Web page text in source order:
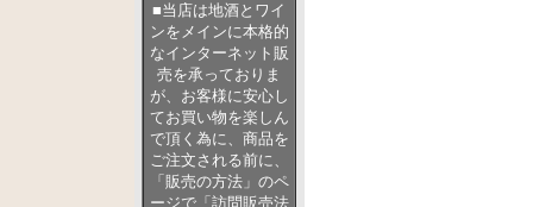
■当店は地酒とワイ
ンをメインに本格的
なインターネット販
売を承っておりま
が、お客様に安心し
てお買い物を楽しん
で頂く為に、商品を
ご注文される前に、
「販売の方法」のペ
ージで「訪問販売法